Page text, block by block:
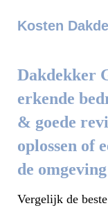
Kosten
Dakdekker
erkende
& goede
oplossen of
de
Vergelijk de